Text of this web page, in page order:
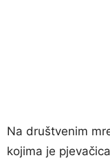
Na društvenim
kojima je